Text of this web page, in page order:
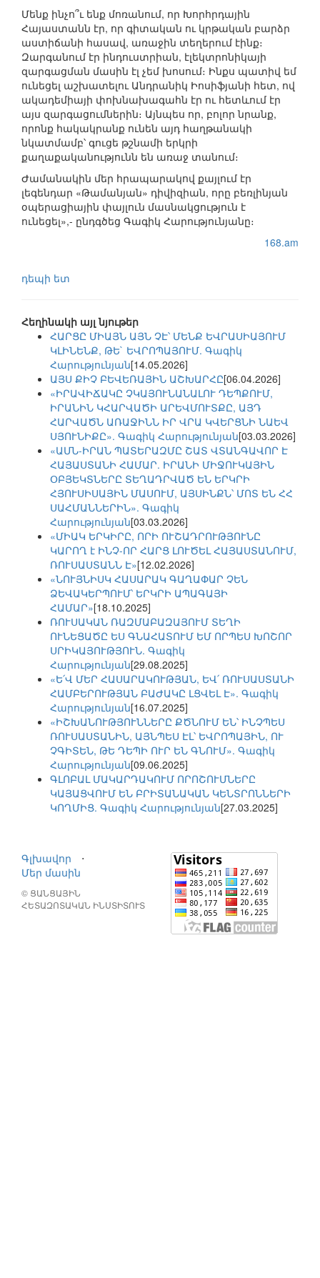
Մենք ինչո՞ւ ենք մոռանում, որ Խորհրդային
Հայաստանն էր, որ գիտական ու կրթական բարձր
աստիճանի հասավ, առաջին տեղերում էինք։
Զարգանում էր ինդուստրիան, էլեկտրոնիկայի
զարգացման մասին էլ չեմ խոսում։ Ինքս պատիվ եմ
ունեցել աշխատելու Անդրանիկ Իոսիֆյանի հետ, ով
ակադեմիայի փոխնախագահն էր ու հետևում էր
այս զարգացումներին։ Այնպես որ, բոլոր նրանք,
որոնք հակակրանք ունեն այդ հաղթանակի
նկատմամբ՝ գուցե թշնամի երկրի
քաղաքականությունն են առաջ տանում։
Ժամանակին մեր հրապարակով քայլում էր
լեգենդար «Թամանյան» դիվիզիան, որը բեռլինյան
օպերացիային փայլուն մասնակցություն է
ունեցել»,- ընդգծեց Գագիկ Հարությունյանը։
168.am
դեպի ետ
Հեղինակի այլ նյութեր
ՀԱՐՑԸ ՄԻԱՅՆ ԱՅՆ ՉԷ՝ ՄԵՆՔ ԵՎՐԱՍԻԱՅՈՒՄ
ԿԼԻՆԵՆՔ, ԹԵ` ԵՎՐՈՊԱՅՈՒՄ. Գագիկ
Հարությունյան[14.05.2026]
ԱՅՍ ՔԻՉ ԲԵՎԵՌԱՅԻՆ ԱՇԽԱՐՀԸ[06.04.2026]
«ԻՐԱՎԻՃԱԿԸ ՉԿԱՅՈՒՆԱՆԱԼՈՒ ԴԵՊՔՈՒՄ,
ԻՐԱՆԻՆ ԿՀԱՐՎԱԾԻ ԱՐԵՎՄՈՒՏՔԸ, ԱՅԴ
ՀԱՐՎԱԾՆ ԱՌԱՋԻՆՆ ԻՐ ՎՐԱ ԿՎԵՐՑՆԻ ՆԱԵՎ
ՍՅՈՒՆԻՔԸ». Գագիկ Հարությունյան[03.03.2026]
«ԱՄՆ-ԻՐԱՆ ՊԱՏԵՐԱԶՄԸ ՇԱՏ ՎՏԱՆԳԱՎՈՐ Է
ՀԱՅԱՍՏԱՆԻ ՀԱՄԱՐ. ԻՐԱՆԻ ՄԻՋՈՒԿԱՅԻՆ
ՕԲՅԵԿՏՆԵՐԸ ՏԵՂԱԴՐՎԱԾ ԵՆ ԵՐԿՐԻ
ՀՅՈՒՍԻՍԱՅԻՆ ՄԱՍՈՒՄ, ԱՅՍԻՆՔՆ՝ ՄՈՏ ԵՆ ՀՀ
ՍԱՀՄԱՆՆԵՐԻՆ». Գագիկ
Հարությունյան[03.03.2026]
«ՄԻԱԿ ԵՐԿԻՐԸ, ՈՐԻ ՈՒՇԱԴՐՈՒԹՅՈՒՆԸ
ԿԱՐՈՂ է ԻՆՉ-ՈՐ ՀԱՐՑ ԼՈՒԾԵԼ ՀԱՅԱՍՏԱՆՈՒՄ,
ՌՈՒՍԱՍՏԱՆՆ Է»[12.02.2026]
«ՆՈՒՅՆԻՍԿ ՀԱՍԱՐԱԿ ԳԱՂԱՓԱՐ ՉԵՆ
ՁԵՎԱԿԵՐՊՈՒՄ՝ ԵՐԿՐԻ ԱՊԱԳԱՅԻ
ՀԱՄԱՐ»[18.10.2025]
ՌՈՒՍԱԿԱՆ ՌԱԶՄԱԲԱԶԱՅՈՒՄ ՏԵՂԻ
ՈՒՆԵՑԱԾԸ ԵՍ ԳՆԱՀԱՏՈՒՄ ԵՄ ՈՐՊԵՍ ԽՈՇՈՐ
ՍՐԻԿԱՅՈՒԹՅՈՒՆ. Գագիկ
Հարությունյան[29.08.2025]
«Ե՛Վ ՄԵՐ ՀԱՍԱՐԱԿՈՒԹՅԱՆ, ԵՎ՛ ՌՈՒՍԱՍՏԱՆԻ
ՀԱՄԲԵՐՈՒԹՅԱՆ ԲԱԺԱԿԸ ԼՑՎԵԼ Է». Գագիկ
Հարությունյան[16.07.2025]
«ԻՇԽԱՆՈՒԹՅՈՒՆՆԵՐԸ ՔԾՆՈՒՄ ԵՆ՝ ԻՆՉՊԵՍ
ՌՈՒՍԱՍՏԱՆԻՆ, ԱՅՆՊԵՍ ԷԼ՝ ԵՎՐՈՊԱՅԻՆ, ՈՒ
ՉԳԻՏԵՆ, ԹԵ ԴԵՊԻ ՈՒՐ ԵՆ ԳՆՈՒՄ». Գագիկ
Հարությունյան[09.06.2025]
ԳԼՈԲԱԼ ՄԱԿԱՐԴԱԿՈՒՄ ՈՐՈՇՈՒՄՆԵՐԸ
ԿԱՅԱՑՎՈՒՄ ԵՆ ԲՐԻՏԱՆԱԿԱՆ ԿԵՆՏՐՈՆՆԵՐԻ
ԿՈՂՄԻՑ. Գագիկ Հարությունյան[27.03.2025]
Գլխավոր
⋅
Մեր մասին
© ՑԱՆՑԱՅԻՆ
ՀԵՏԱԶՈՏԱԿԱՆ ԻՆՍՏԻՏՈՒՏ